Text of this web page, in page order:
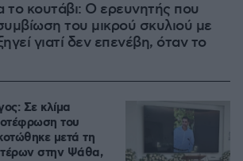
το κουτάβι: Ο ερευνητής που
του μικρού σκυλιού με
γιατί δεν επενέβη, όταν το
Σε κλίμα
του
μετά τη
στην Ψάθα,